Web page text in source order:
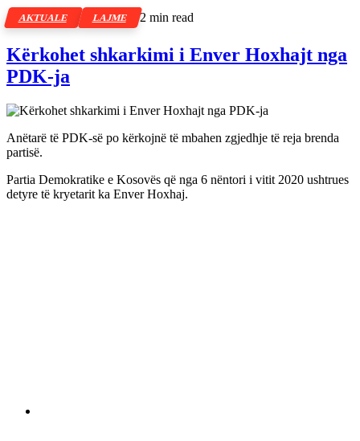
AKTUALE LAJME 2 min read
Kërkohet shkarkimi i Enver Hoxhajt nga
PDK-ja
Anëtarë të PDK-së po kërkojnë të mbahen zgjedhje të reja brenda
partisë.
Partia Demokratike e Kosovës që nga 6 nëntori i vitit 2020 ushtrues
detyre të kryetarit ka Enver Hoxhaj.